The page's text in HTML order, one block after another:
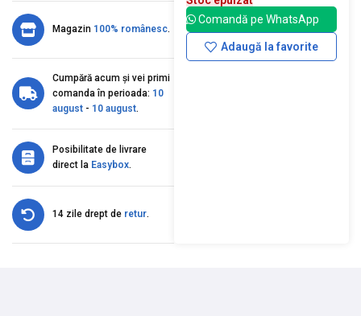
Magazin 100% românesc.
Cumpără acum și vei primi
comanda în perioada: 10
august - 10 august.
Posibilitate de livrare
direct la Easybox.
14 zile drept de retur.
Comandă pe WhatsApp
Adaugă la favorite